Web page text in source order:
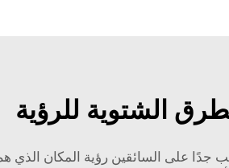
الشتوية للرؤية
على السائقين رؤية المكان الذي